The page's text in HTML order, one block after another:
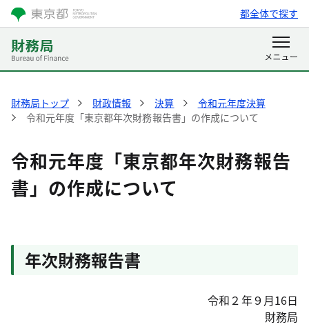
都全体で探す
財務局トップ 財政情報 決算
令和元年度決算
令和元年度「東京都年次財務報告書」の作成について
令和元年度「東京都年次財務報告
書」の作成について
年次財務報告書
令和２年９月16日
財務局